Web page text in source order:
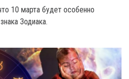
10 марта будет особенно
Зодиака.